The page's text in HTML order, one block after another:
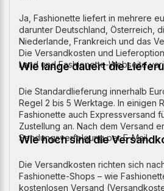
Ja, Fashionette liefert in mehrere
darunter Deutschland, Österreich,
Niederlande, Frankreich und das
Die Versandkosten und
Land und Fashionette-Webseite
Wie lange dauert die
Die Standardlieferung innerhalb
Regel 2 bis 5 Werktage. In einigen
Fashionette auch Expressversand
Zustellung an. Nach dem Versand
Sendungsverfolgung per E-Mail.
Wie hoch sind die
Die Versandkosten richten sich
Fashionette-Shops – wie
kostenlosen Versand